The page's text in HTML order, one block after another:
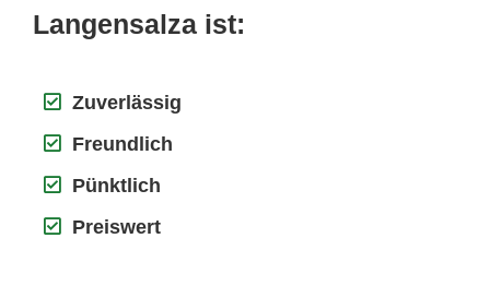
Langensalza ist:
Zuverlässig
Freundlich
Pünktlich
Preiswert